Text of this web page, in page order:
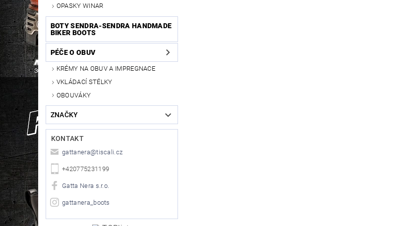
OPASKY WINAR
BOTY SENDRA-SENDRA HANDMADE
BIKER BOOTS
PÉČE O OBUV
KRÉMY NA OBUV A IMPREGNACE
VKLÁDACÍ STÉLKY
OBOUVÁKY
ZNAČKY
KONTAKT
gattanera@tiscali.cz
+420775231199
Gatta Nera s.r.o.
gattanera_boots